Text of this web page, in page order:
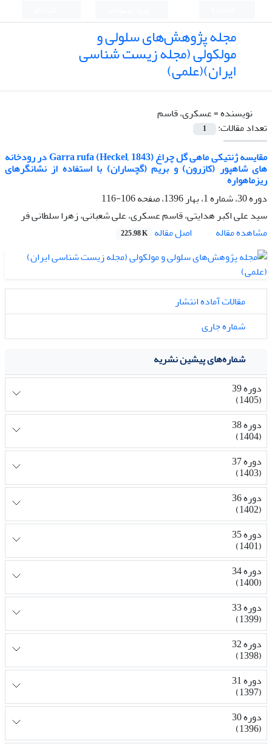
مجله پژوهش‌های سلولی و
مولکولی (مجله زیست شناسی
ایران)(علمی)
نویسنده =عسکری، قاسم
تعداد مقالات:
1
مقایسه ژنتیکی ماهی گل چراغ Garra rufa (Heckel, 1843) در رودخانه
های شاهپور (کازرون) و بریم (گچساران) با استفاده از نشانگرهای
ریزماهواره
دوره 30، شماره 1، بهار 1396، صفحه
106-116
سید علی اکبر هدایتی، قاسم عسکری، علی شعبانی، زهرا سلطانی فر
مشاهده مقاله
اصل مقاله 225.98 K
مقالات آماده انتشار
شماره جاری
شماره‌های پیشین نشریه
دوره 39
(1405)
دوره 38
(1404)
دوره 37
(1403)
دوره 36
(1402)
دوره 35
(1401)
دوره 34
(1400)
دوره 33
(1399)
دوره 32
(1398)
دوره 31
(1397)
دوره 30
(1396)